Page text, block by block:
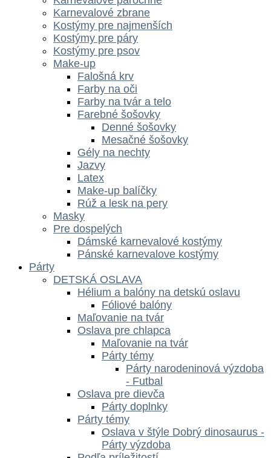
Karnevalové zbrane
Kostýmy pre najmenších
Kostýmy pre páry
Kostýmy pre psov
Make-up
Falošná krv
Farby na oči
Farby na tvár a telo
Farebné šošovky
Denné šošovky
Mesačné šošovky
Gély na nechty
Jazvy
Latex
Make-up balíčky
Rúž a lesk na pery
Masky
Pre dospelých
Dámské karnevalové kostýmy
Pánské karnevalove kostýmy
Párty
DETSKÁ OSLAVA
Hélium a balóny na detskú oslavu
Fóliové balóny
Maľovanie na tvár
Oslava pre chlapca
Maľovanie na tvár
Párty témy
Párty narodeninová výzdoba
- Futbal
Oslava pre dievča
Párty doplnky
Párty témy
Oslava v štýle Dobrý dinosaurus -
Párty výzdoba